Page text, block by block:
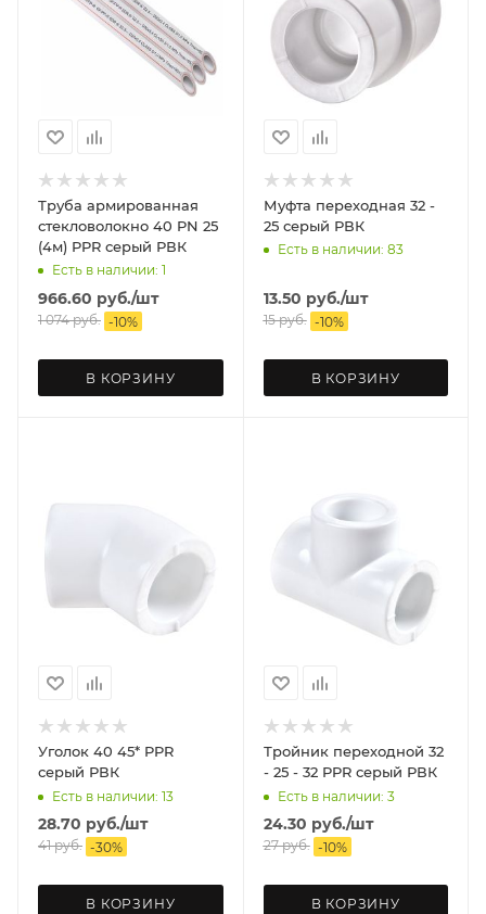
Труба армированная
стекловолокно 40 PN 25
(4м) PPR серый РВК
Есть в наличии: 1
966.60 руб./шт
1 074руб. -10%
В КОРЗИНУ
Муфта переходная 32 -
25 серый РВК
Есть в наличии: 83
13.50 руб./шт
15руб. -10%
В КОРЗИНУ
Уголок 40 45* PPR
серый РВК
Есть в наличии: 13
28.70 руб./шт
41руб. -30%
В КОРЗИНУ
Тройник переходной 32
- 25 - 32 PPR серый РВК
Есть в наличии: 3
24.30 руб./шт
27руб. -10%
В КОРЗИНУ